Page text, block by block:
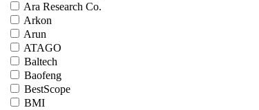
Ara Research Co.
Arkon
Arun
ATAGO
Baltech
Baofeng
BestScope
BMI